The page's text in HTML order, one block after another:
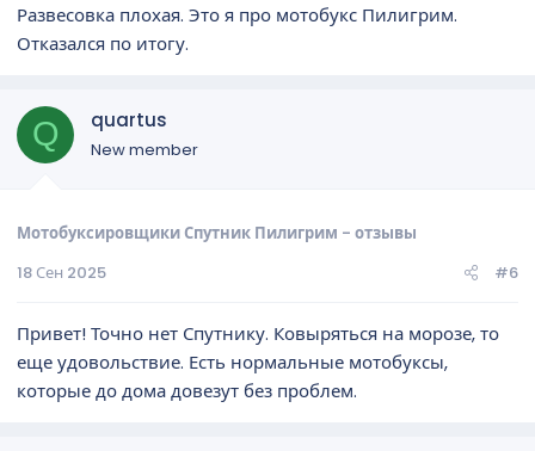
Развесовка плохая. Это я про мотобукс Пилигрим.
Отказался по итогу.
Q quartus
New member
Мотобуксировщики Спутник Пилигрим - отзывы
18 Сен 2025
#6
Привет! Точно нет Спутнику. Ковыряться на морозе, то
еще удовольствие. Есть нормальные мотобуксы,
которые до дома довезут без проблем.